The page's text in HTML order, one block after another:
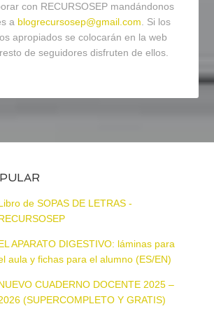
con RECURSOSEP mandándonos
a blogrecursosep@gmail.com. Si los
apropiados se colocarán en la web
de seguidores disfruten de ellos.
de SOPAS DE LETRAS -
APARATO DIGESTIVO: láminas para
aula y fichas para el alumno (ES/EN)
CUADERNO DOCENTE 2025 –
(SUPERCOMPLETO Y GRATIS)